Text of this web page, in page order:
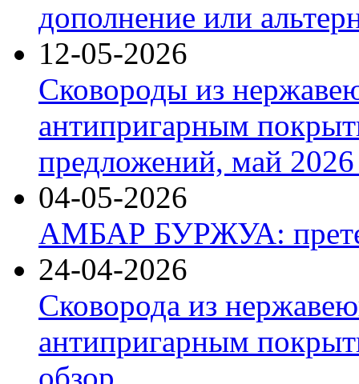
дополнение или
12-05-2026
Сковороды из
антипригарным
предложений, май 2026
04-05-2026
АМБАР БУРЖУА:
24-04-2026
Сковорода из
антипригарным